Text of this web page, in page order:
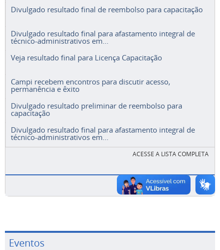
Divulgado resultado final de reembolso para capacitação
Divulgado resultado final para afastamento integral de
técnico-administrativos em...
Veja resultado final para Licença Capacitação
Campi recebem encontros para discutir acesso,
permanência e êxito
Divulgado resultado preliminar de reembolso para
capacitação
Divulgado resultado final para afastamento integral de
técnico-administrativos em...
ACESSE A LISTA COMPLETA
Eventos